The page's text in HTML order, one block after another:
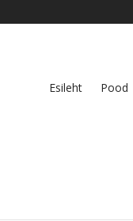
Esileht Pood